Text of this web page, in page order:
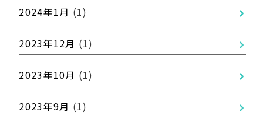
2024年1月 (1)
2023年12月 (1)
2023年10月 (1)
2023年9月 (1)